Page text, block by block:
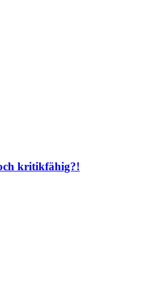
kritikfähig?!